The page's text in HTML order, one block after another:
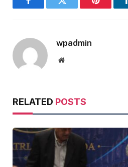
FacebookTwitter Pinterest
wpadmin
Website
RELATED POSTS